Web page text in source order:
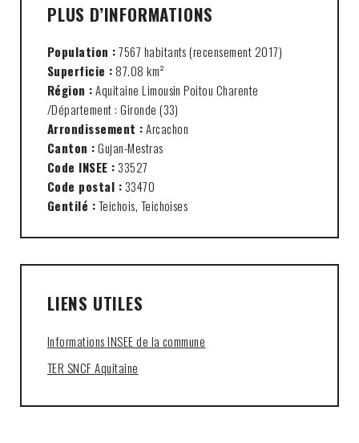
PLUS D’INFORMATIONS
Population :7567 habitants (recensement 2017)
Superficie :87.08 km²
Région :Aquitaine Limousin Poitou Charente
/Département : Gironde (33)
Arrondissement :Arcachon
Canton :Gujan-Mestras
Code INSEE : 33527
Code postal : 33470
Gentilé :Teichois, Teichoises
LIENS UTILES
Informations INSEE de la commune
TER SNCF Aquitaine